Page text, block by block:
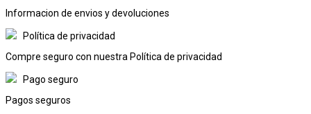
Informacion de envios y devoluciones
Política de privacidad
Compre seguro con nuestra Política de privacidad
Pago seguro
Pagos seguros